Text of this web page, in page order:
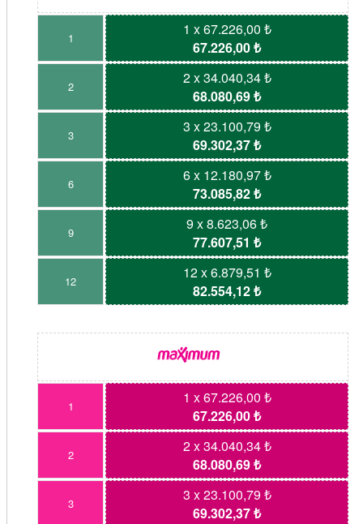
1
1 x 67.226,00 ₺
67.226,00 ₺
2
2 x 34.040,34 ₺
68.080,69 ₺
3
3 x 23.100,79 ₺
69.302,37 ₺
6
6 x 12.180,97 ₺
73.085,82 ₺
9
9 x 8.623,06 ₺
77.607,51 ₺
12
12 x 6.879,51 ₺
82.554,12 ₺
1
1 x 67.226,00 ₺
67.226,00 ₺
2
2 x 34.040,34 ₺
68.080,69 ₺
3
3 x 23.100,79 ₺
69.302,37 ₺